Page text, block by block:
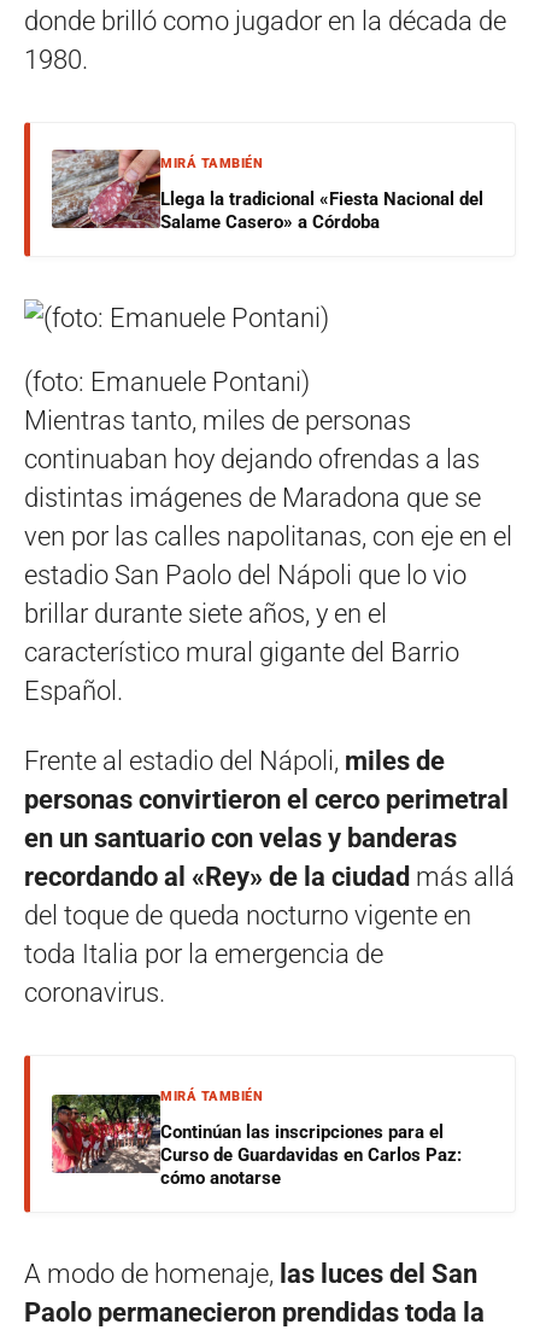
donde brilló como jugador en la década de
1980.
MIRÁ TAMBIÉN
Llega la tradicional «Fiesta Nacional del
Salame Casero» a Córdoba
(foto: Emanuele Pontani)
Mientras tanto, miles de personas
continuaban hoy dejando ofrendas a las
distintas imágenes de Maradona que se
ven por las calles napolitanas, con eje en el
estadio San Paolo del Nápoli que lo vio
brillar durante siete años, y en el
característico mural gigante del Barrio
Español.
Frente al estadio del Nápoli, miles de
personas convirtieron el cerco perimetral
en un santuario con velas y banderas
recordando al «Rey» de la ciudad más allá
del toque de queda nocturno vigente en
toda Italia por la emergencia de
coronavirus.
MIRÁ TAMBIÉN
Continúan las inscripciones para el
Curso de Guardavidas en Carlos Paz:
cómo anotarse
A modo de homenaje, las luces del San
Paolo permanecieron prendidas toda la